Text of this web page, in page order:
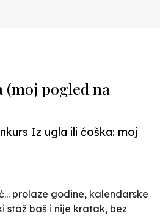
(moj pogled na
Iz ugla ili ćoška: moj
prolaze godine, kalendarske
staž baš i nije kratak, bez